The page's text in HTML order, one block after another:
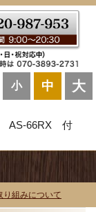
小 中 大
AS-66RX 付
り組みについて